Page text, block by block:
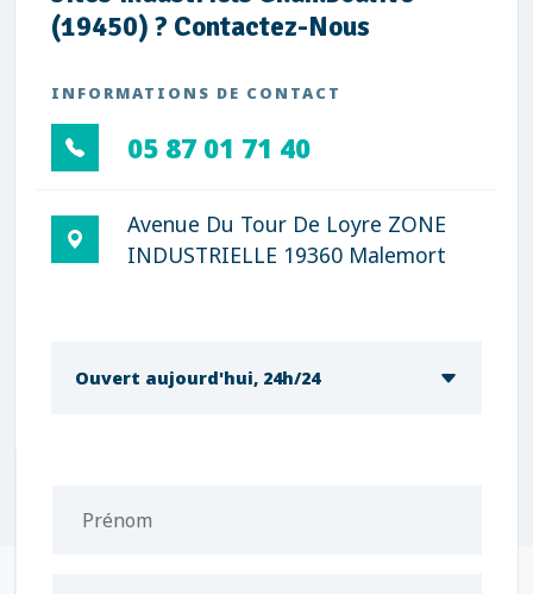
(19450) ? Contactez-Nous
INFORMATIONS DE CONTACT
05 87 01 71 40
Avenue Du Tour De Loyre ZONE
INDUSTRIELLE 19360 Malemort
Ouvert aujourd'hui, 24h/24
Prénom